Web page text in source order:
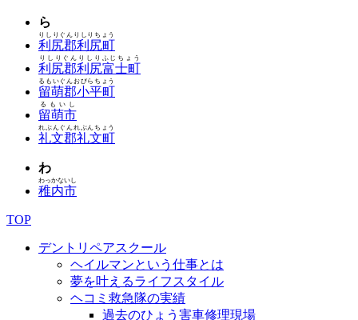
ら
利尻郡利尻町
りしりぐんりしりちょう
利尻郡利尻富士町
りしりぐんりしりふじちょう
留萌郡小平町
るもいぐんおびらちょう
留萌市
るもいし
礼文郡礼文町
れぶんぐんれぶんちょう
わ
稚内市
わっかないし
TOP
デントリペアスクール
ヘイルマンという仕事とは
夢を叶えるライフスタイル
ヘコミ救急隊の実績
過去のひょう害車修理現場